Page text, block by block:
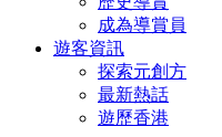
成為導賞員
遊客資訊
探索元創方
最新熱話
遊歷香港